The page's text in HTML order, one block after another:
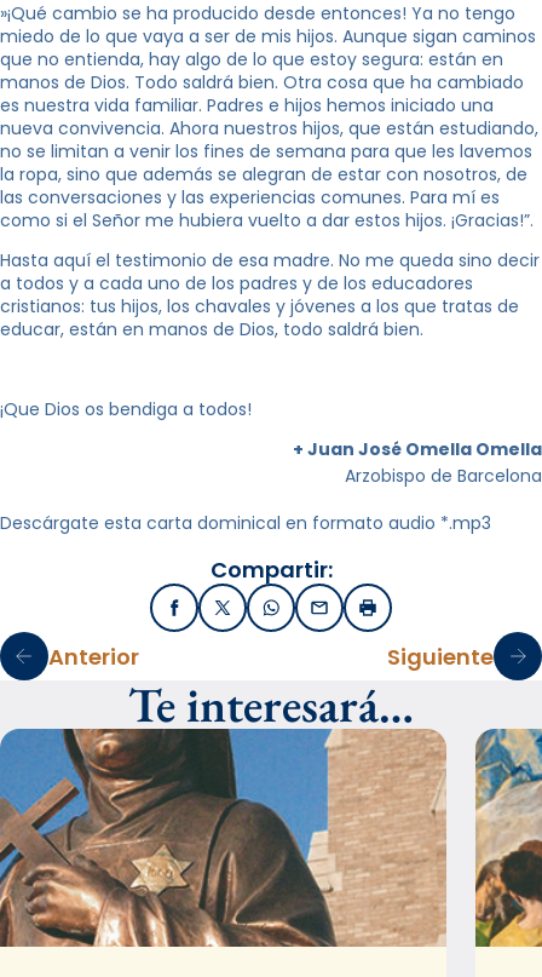
»¡Qué cambio se ha producido desde entonces! Ya no tengo
miedo de lo que vaya a ser de mis hijos. Aunque sigan caminos
que no entienda, hay algo de lo que estoy segura: están en
manos de Dios. Todo saldrá bien. Otra cosa que ha cambiado
es nuestra vida familiar. Padres e hijos hemos iniciado una
nueva convivencia. Ahora nuestros hijos, que están estudiando,
no se limitan a venir los fines de semana para que les lavemos
la ropa, sino que además se alegran de estar con nosotros, de
las conversaciones y las experiencias comunes. Para mí es
como si el Señor me hubiera vuelto a dar estos hijos. ¡Gracias!”.
Hasta aquí el testimonio de esa madre. No me queda sino decir
a todos y a cada uno de los padres y de los educadores
cristianos: tus hijos, los chavales y jóvenes a los que tratas de
educar, están en manos de Dios, todo saldrá bien.
¡Que Dios os bendiga a todos!
+ Juan José Omella Omella
Arzobispo de Barcelona
Descárgate esta carta dominical en formato audio *.mp3
Compartir:
FacebookX / TwitterWhatsApp
EmailImprimir
Anterior Siguiente
Te interesará…